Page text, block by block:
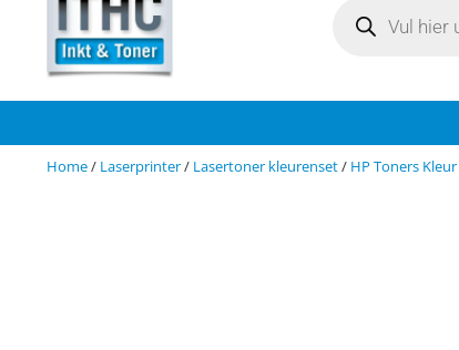
Home/ Laserprinter/ Lasertoner kleurenset/ HP Toners Kleur